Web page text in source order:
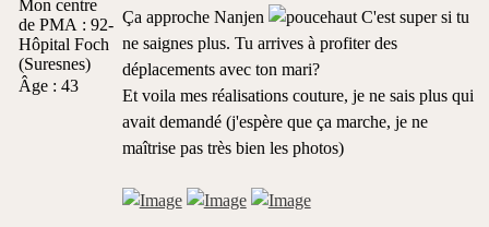
Ça approche Nanjen
C'est super si tu
ne saignes plus. Tu arrives à profiter des
déplacements avec ton mari?
Et voila mes réalisations couture, je ne sais plus qui
avait demandé (j'espère que ça marche, je ne
maîtrise pas très bien les photos)
Mon centre
de PMA : 92-
Hôpital Foch
(Suresnes)
Âge : 43